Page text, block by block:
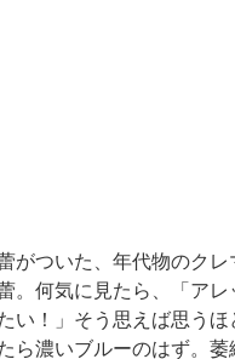
がついた、年代物のク
。何気に見たら、「ア
い！」そう思えば思う
ら濃いブルーのはず。萎